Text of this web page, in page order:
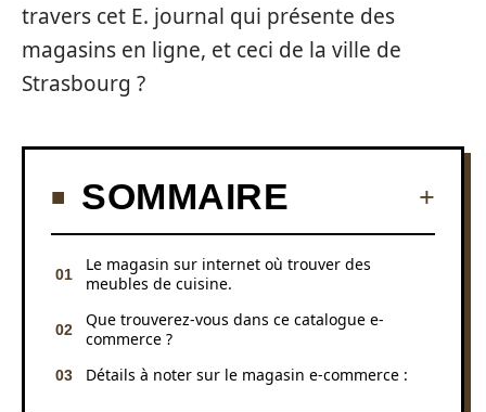
travers cet E. journal qui présente des
magasins en ligne, et ceci de la ville de
Strasbourg ?
SOMMAIRE
Le magasin sur internet où trouver des
meubles de cuisine.
Que trouverez-vous dans ce catalogue e-
commerce ?
Détails à noter sur le magasin e-commerce :